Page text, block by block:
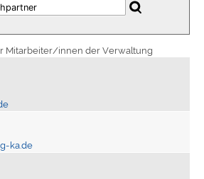
Mitarbeiter/innen der Verwaltung
ka.de